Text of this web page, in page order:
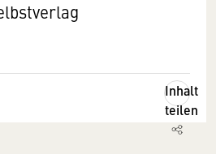
Inhalt
teilen